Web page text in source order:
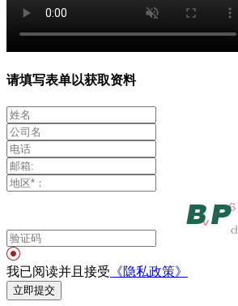
请填写表单以获取资料
我已阅读并且接受 《隐私政策》
立即提交